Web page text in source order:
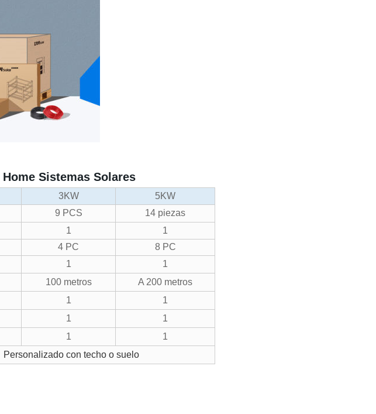
Sistemas Solares
3KW
5KW
9 PCS
14 piezas
1
1
4 PC
8 PC
1
1
100 metros
A 200 metros
1
1
1
1
1
1
Personalizado con techo o suelo